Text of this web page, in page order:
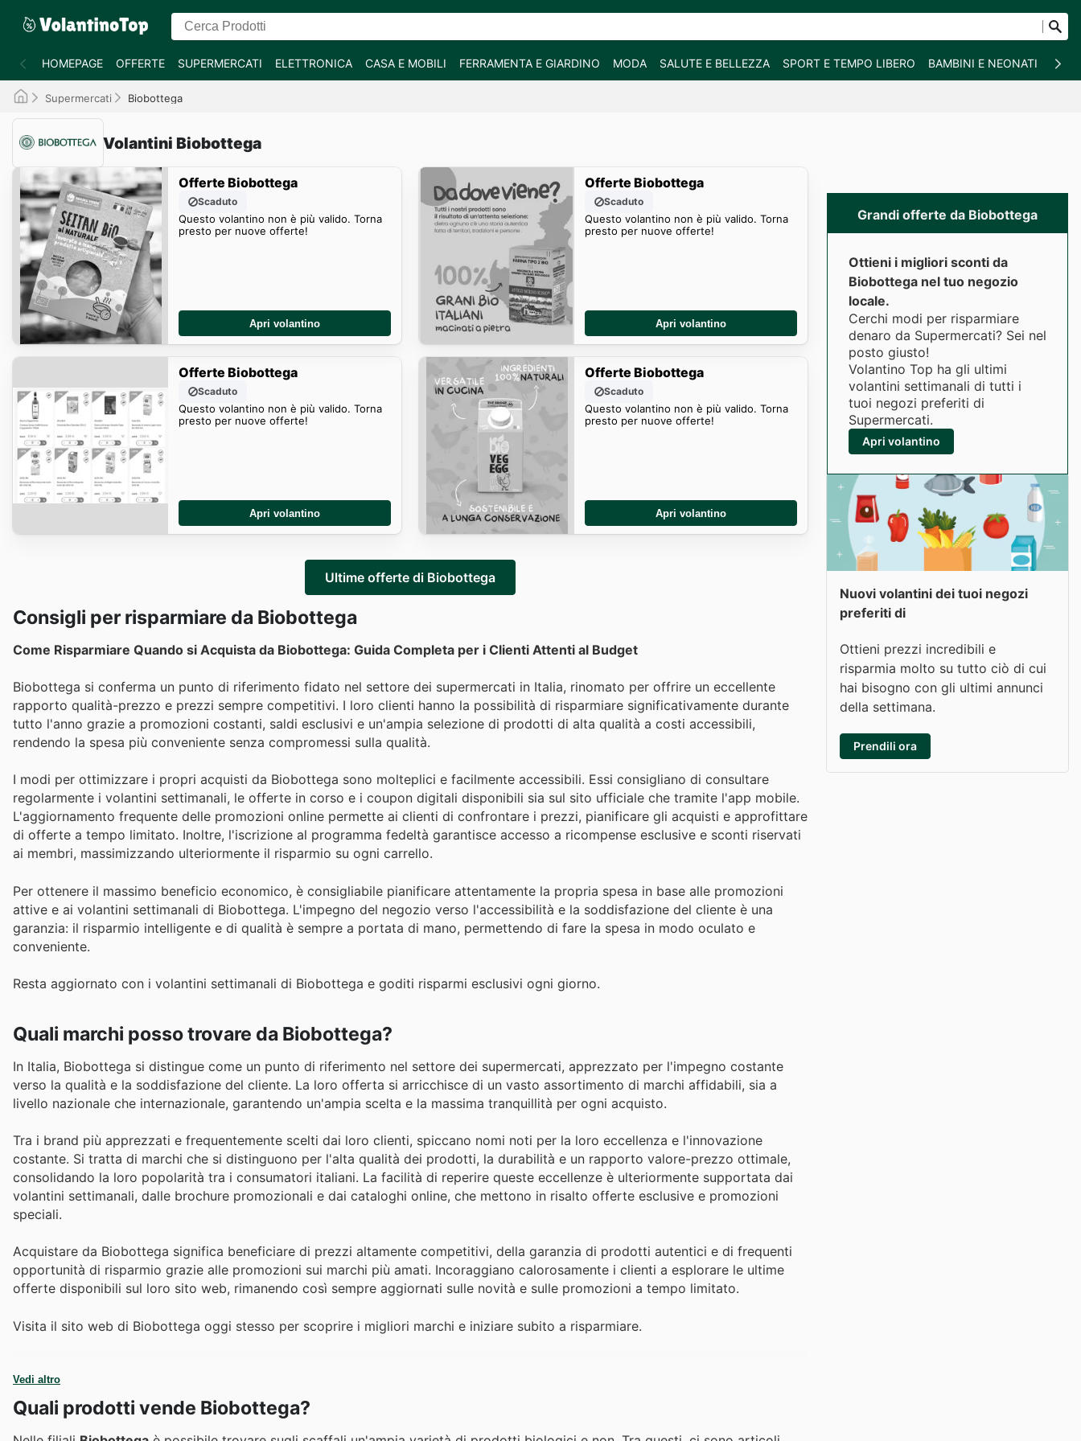
HOMEPAGE OFFERTE SUPERMERCATI ELETTRONICA CASA E MOBILI FERRAMENTA E GIARDINO MODA SALUTE E BELLEZZA SPORT E TEMPO LIBERO BAMBINI E NEONATI
Supermercati Biobottega
Volantini Biobottega
Offerte Biobottega
Scaduto
Questo volantino non è più valido. Torna
presto per nuove offerte!
Apri volantino
Offerte Biobottega
Scaduto
Questo volantino non è più valido. Torna
presto per nuove offerte!
Apri volantino
Offerte Biobottega
Scaduto
Questo volantino non è più valido. Torna
presto per nuove offerte!
Apri volantino
Offerte Biobottega
Scaduto
Questo volantino non è più valido. Torna
presto per nuove offerte!
Apri volantino
Ultime offerte di Biobottega
Consigli per risparmiare da Biobottega
Come Risparmiare Quando si Acquista da Biobottega: Guida Completa per i Clienti Attenti al Budget
Biobottega si conferma un punto di riferimento fidato nel settore dei supermercati in Italia, rinomato per offrire un eccellente
rapporto qualità-prezzo e prezzi sempre competitivi. I loro clienti hanno la possibilità di risparmiare significativamente durante
tutto l'anno grazie a promozioni costanti, saldi esclusivi e un'ampia selezione di prodotti di alta qualità a costi accessibili,
rendendo la spesa più conveniente senza compromessi sulla qualità.
I modi per ottimizzare i propri acquisti da Biobottega sono molteplici e facilmente accessibili. Essi consigliano di consultare
regolarmente i volantini settimanali, le offerte in corso e i coupon digitali disponibili sia sul sito ufficiale che tramite l'app mobile.
L'aggiornamento frequente delle promozioni online permette ai clienti di confrontare i prezzi, pianificare gli acquisti e approfittare
di offerte a tempo limitato. Inoltre, l'iscrizione al programma fedeltà garantisce accesso a ricompense esclusive e sconti riservati
ai membri, massimizzando ulteriormente il risparmio su ogni carrello.
Per ottenere il massimo beneficio economico, è consigliabile pianificare attentamente la propria spesa in base alle promozioni
attive e ai volantini settimanali di Biobottega. L'impegno del negozio verso l'accessibilità e la soddisfazione del cliente è una
garanzia: il risparmio intelligente e di qualità è sempre a portata di mano, permettendo di fare la spesa in modo oculato e
conveniente.
Resta aggiornato con i volantini settimanali di Biobottega e goditi risparmi esclusivi ogni giorno.
Quali marchi posso trovare da Biobottega?
In Italia, Biobottega si distingue come un punto di riferimento nel settore dei supermercati, apprezzato per l'impegno costante
verso la qualità e la soddisfazione del cliente. La loro offerta si arricchisce di un vasto assortimento di marchi affidabili, sia a
livello nazionale che internazionale, garantendo un'ampia scelta e la massima tranquillità per ogni acquisto.
Tra i brand più apprezzati e frequentemente scelti dai loro clienti, spiccano nomi noti per la loro eccellenza e l'innovazione
costante. Si tratta di marchi che si distinguono per l'alta qualità dei prodotti, la durabilità e un rapporto valore-prezzo ottimale,
consolidando la loro popolarità tra i consumatori italiani. La facilità di reperire queste eccellenze è ulteriormente supportata dai
volantini settimanali, dalle brochure promozionali e dai cataloghi online, che mettono in risalto offerte esclusive e promozioni
speciali.
Acquistare da Biobottega significa beneficiare di prezzi altamente competitivi, della garanzia di prodotti autentici e di frequenti
opportunità di risparmio grazie alle promozioni sui marchi più amati. Incoraggiano calorosamente i clienti a esplorare le ultime
offerte disponibili sul loro sito web, rimanendo così sempre aggiornati sulle novità e sulle promozioni a tempo limitato.
Visita il sito web di Biobottega oggi stesso per scoprire i migliori marchi e iniziare subito a risparmiare.
Vedi altro
Quali prodotti vende Biobottega?
Grandi offerte da Biobottega
Ottieni i migliori sconti da
Biobottega nel tuo negozio
locale.
Cerchi modi per risparmiare
denaro da Supermercati? Sei nel
posto giusto!
Volantino Top ha gli ultimi
volantini settimanali di tutti i
tuoi negozi preferiti di
Supermercati.
Apri volantino
Nuovi volantini dei tuoi negozi
preferiti di
Ottieni prezzi incredibili e
risparmia molto su tutto ciò di cui
hai bisogno con gli ultimi annunci
della settimana.
Prendili ora